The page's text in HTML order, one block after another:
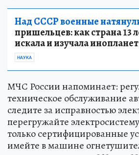
Над СССР военные
пришельцев: как страна 13
искала и изучала
НАУКА
МЧС России напоминает:
техническое обслуживание
следите за исправностью
перегружайте
только сертифицированные
имейте в машине